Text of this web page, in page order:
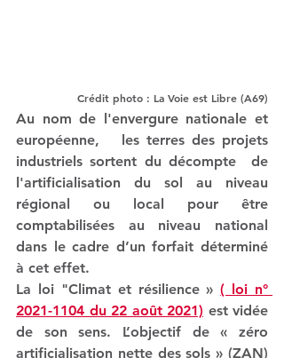
Crédit photo : La Voie est Libre (A69)
Au nom de l'envergure nationale et
européenne,   les terres des projets
industriels sortent du décompte  de
l'artificialisation du sol au niveau
régional ou local pour être
comptabilisées au niveau national
dans le cadre d’un forfait déterminé
à cet effet.
La loi "Climat et résilience » ( loi n°
2021-1104 du 22 août 2021) est vidée
de son sens. L’objectif de « zéro
artificialisation nette des sols » (ZAN)